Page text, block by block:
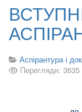
Аспірантура і
Перегляди: 3635